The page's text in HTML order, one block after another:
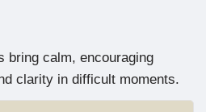
bring calm, encouraging
clarity in difficult moments.